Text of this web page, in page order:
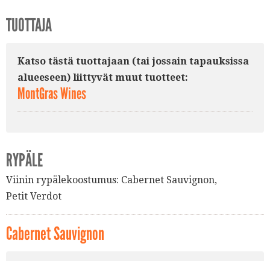
TUOTTAJA
Katso tästä tuottajaan (tai jossain tapauksissa
alueeseen) liittyvät muut tuotteet:
MontGras Wines
RYPÄLE
Viinin rypälekoostumus: Cabernet Sauvignon,
Petit Verdot​
Cabernet Sauvignon